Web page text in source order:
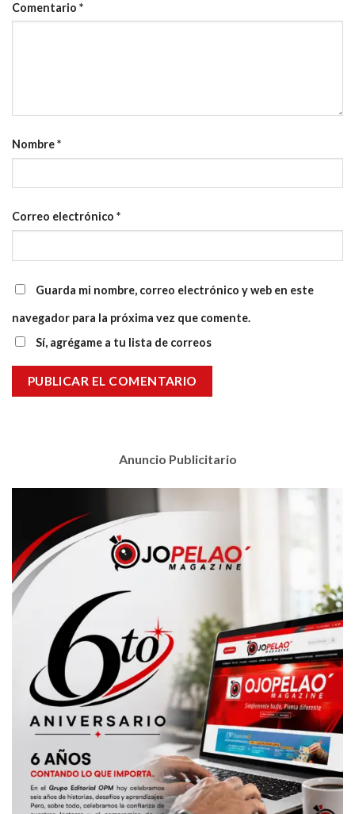
Comentario *
Nombre*
Correo electrónico *
Guarda mi nombre, correo electrónico y web en este
navegador para la próxima vez que comente.
Sí, agrégame a tu lista de correos
Anuncio Publicitario